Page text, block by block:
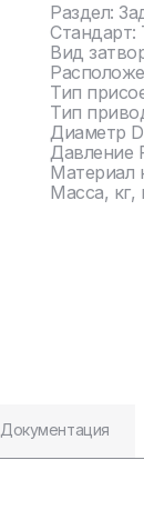
Раздел:
Стандарт:
Вид
Тип
Тип
Диаметр
Давление
Материал
Масса, кг,
Документация